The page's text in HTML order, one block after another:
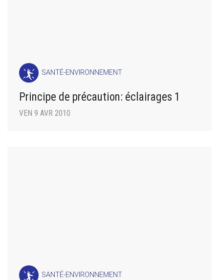
SANTÉ-ENVIRONNEMENT
Principe de précaution: éclairages 1
VEN 9 AVR 2010
SANTÉ-ENVIRONNEMENT